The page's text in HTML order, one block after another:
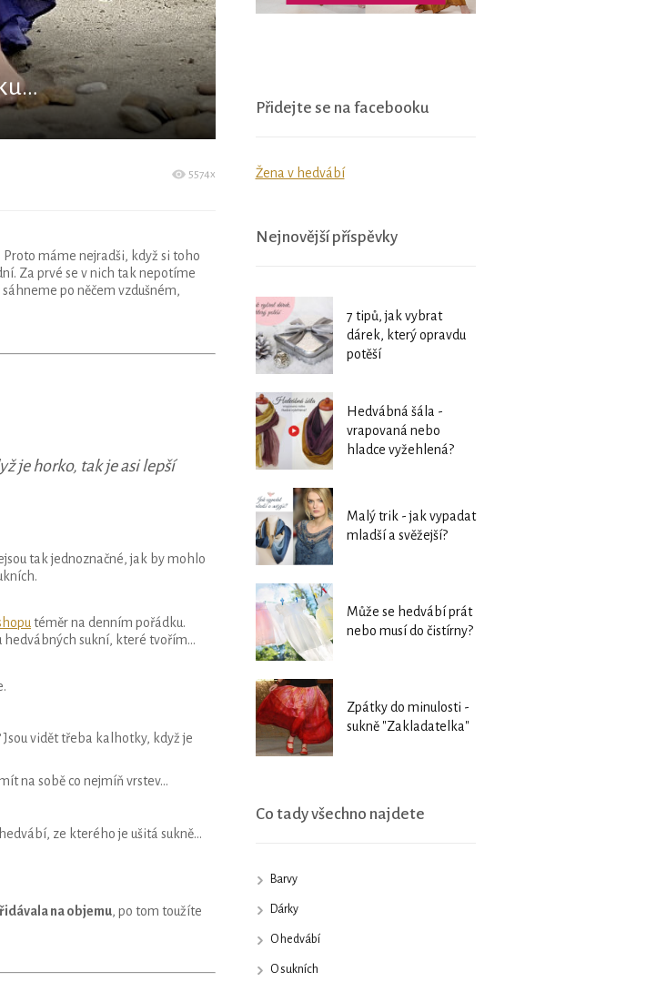
5574x
máme nejradši, když si toho
Za prvé se v nich tak nepotíme
po něčem vzdušném,
je horko, tak je asi lepší
tak jednoznačné, jak by mohlo
téměr na denním pořádku.
hedvábných sukní, které tvořím…
Jsou vidět třeba kalhotky, když je
na sobě co nejmíň vrstev…
ze kterého je ušitá sukně…
na objemu, po tom toužíte
Přidejte se na facebooku
Žena v hedvábí
Nejnovější příspěvky
7 tipů, jak vybrat
dárek, který opravdu
potěší
Hedvábná šála -
vrapovaná nebo
hladce vyžehlená?
Malý trik - jak vypadat
mladší a svěžejší?
Může se hedvábí prát
nebo musí do čistírny?
Zpátky do minulosti -
sukně "Zakladatelka"
Co tady všechno najdete
Barvy
Dárky
O hedvábí
O sukních